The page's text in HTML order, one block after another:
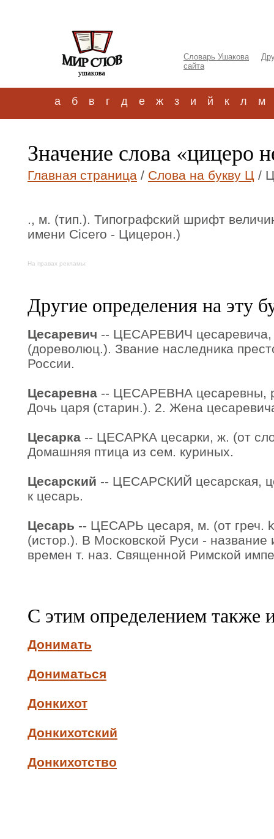
Словарь Ушакова
сайта
а б в г д е ж з и й к л м
Значение слова «цицеро
Главная страница / Слова на букву Ц /
., м. (тип.). Типографский шрифт
имени Cicero - Цицерон.)
На правах рекламы:
Другие определения на эту
Цесаревич -- ЦЕСАРЕВИЧ цесаревича,
(дореволюц.). Звание наследника
России.
Цесаревна -- ЦЕСАРЕВНА цесаревны,
Дочь царя (старин.). 2. Жена
Цесарка -- ЦЕСАРКА цесарки, ж. (от
Домашняя птица из сем. куриных.
Цесарский -- ЦЕСАРСКИЙ цесарская,
к цесарь.
Цесарь -- ЦЕСАРЬ цесаря, м. (от греч.
(истор.). В Московской Руси - название
времен т. наз. Священной Римской
С этим определением также
Донимать
Дониматься
Донкихот
Донкихотский
Донкихотство